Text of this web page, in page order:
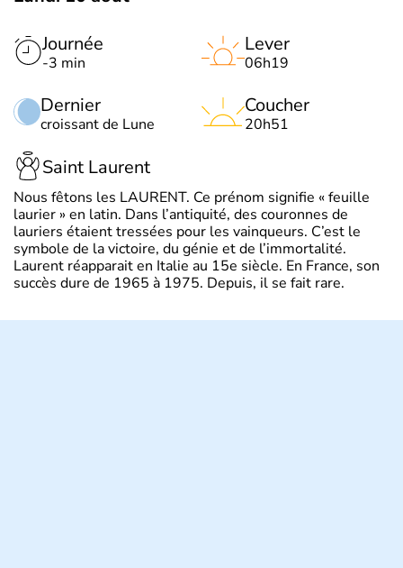
Journée
-3 min
Dernier
croissant de Lune
Lever
06h19
Coucher
20h51
Saint Laurent
Nous fêtons les LAURENT. Ce prénom signifie « feuille
laurier » en latin. Dans l’antiquité, des couronnes de
lauriers étaient tressées pour les vainqueurs. C’est le
symbole de la victoire, du génie et de l’immortalité.
Laurent réapparait en Italie au 15e siècle. En France, son
succès dure de 1965 à 1975. Depuis, il se fait rare.